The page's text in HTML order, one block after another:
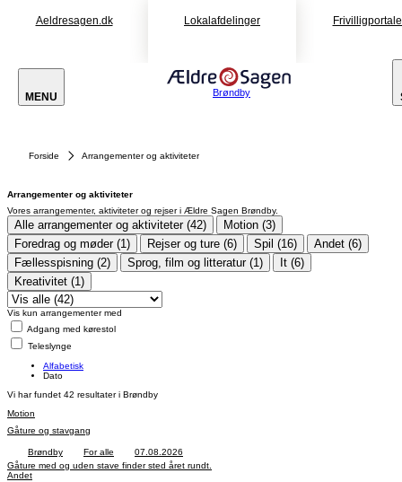
Aeldresagen.dk Lokalafdelinger
MENU Brøndby
Forside Arrangementer og aktiviteter
Arrangementer og aktiviteter
Vores arrangementer, aktiviteter og rejser i Ældre Sagen Brøndby.
Alle arrangementer og aktiviteter (42)
Motion (3)
Foredrag og møder (1)
Rejser og ture (6) Spil (16)
Andet (6)
Fællesspisning (2)
Sprog, film og litteratur (1)
It (6)
Kreativitet (1)
Vis kun arrangementer med
Adgang med kørestol
Teleslynge
Alfabetisk
Dato
Vi har fundet 42 resultater i Brøndby
Motion
Gåture og stavgang
Brøndby For alle
07.08.2026
Gåture med og uden stave finder sted året rundt.
Andet